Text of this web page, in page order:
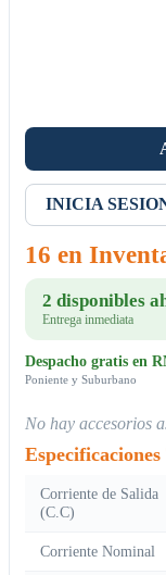
INICIA
16 en
2 disponibles
Entrega inmediata
Despacho gratis en
Poniente y Suburbano
No hay accesorios
Especificaciones
Corriente de Salida
(C.C)
Corriente Nominal